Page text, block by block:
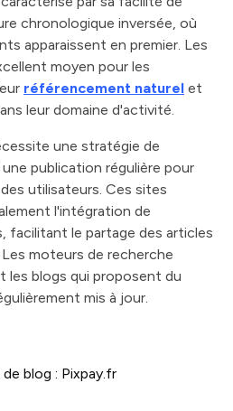
chronologique inversée, où
apparaissent en premier. Les
moyen pour les
référencement naturel et
leur domaine d'activité.
une stratégie de
publication régulière pour
utilisateurs. Ces sites
l'intégration de
facilitant le partage des articles
moteurs de recherche
les blogs qui proposent du
mis à jour.
de blog : Pixpay.fr